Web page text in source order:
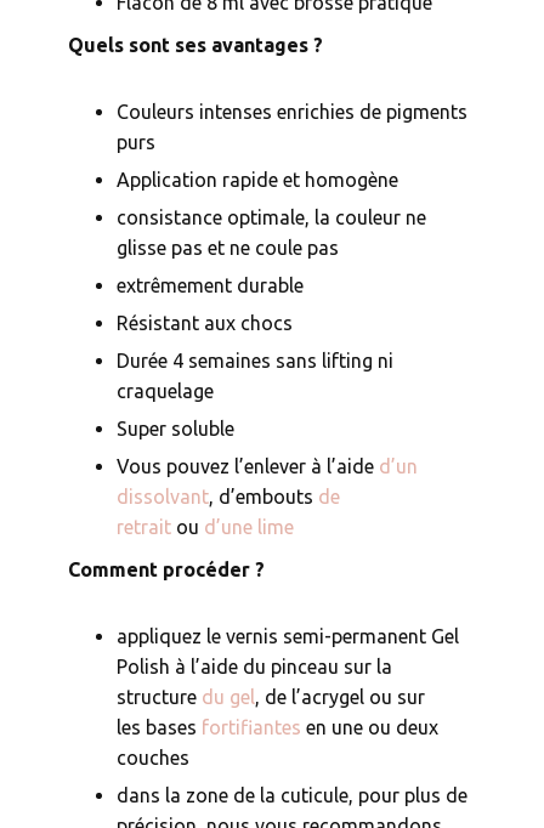
Quels sont ses avantages ?
Couleurs intenses enrichies de pigments
purs
Application rapide et homogène
consistance optimale, la couleur ne
glisse pas et ne coule pas
extrêmement durable
Résistant aux chocs
Durée 4 semaines sans lifting ni
craquelage
Super soluble
Vous pouvez l’enlever à l’aide d’un
dissolvant, d’embouts de
retrait ou d’une lime
Comment procéder ?
appliquez le vernis semi-permanent Gel
Polish à l’aide du pinceau sur la
structure du gel, de l’acrygel ou sur
les bases fortifiantes en une ou deux
couches
dans la zone de la cuticule, pour plus de